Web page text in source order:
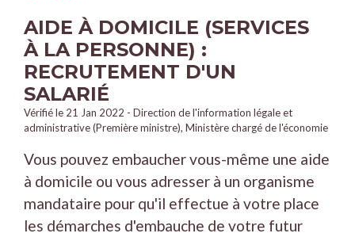
AIDE À DOMICILE (SERVICES
À LA PERSONNE) :
RECRUTEMENT D'UN
SALARIÉ
Vérifié le 21 Jan 2022 - Direction de l'information légale et
administrative (Première ministre), Ministère chargé de l'économie
Vous pouvez embaucher vous-même une aide
à domicile ou vous adresser à un organisme
mandataire pour qu'il effectue à votre place
les démarches d'embauche de votre futur